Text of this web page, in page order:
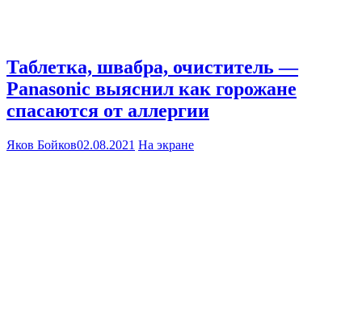
Таблетка, швабра, очиститель —
Panasonic выяснил как горожане
спасаются от аллергии
Яков Бойков02.08.2021 На экране